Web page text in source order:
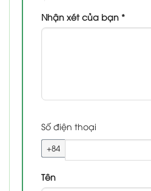
Nhận xét của bạn *
Số điện thoại
+84
Tên